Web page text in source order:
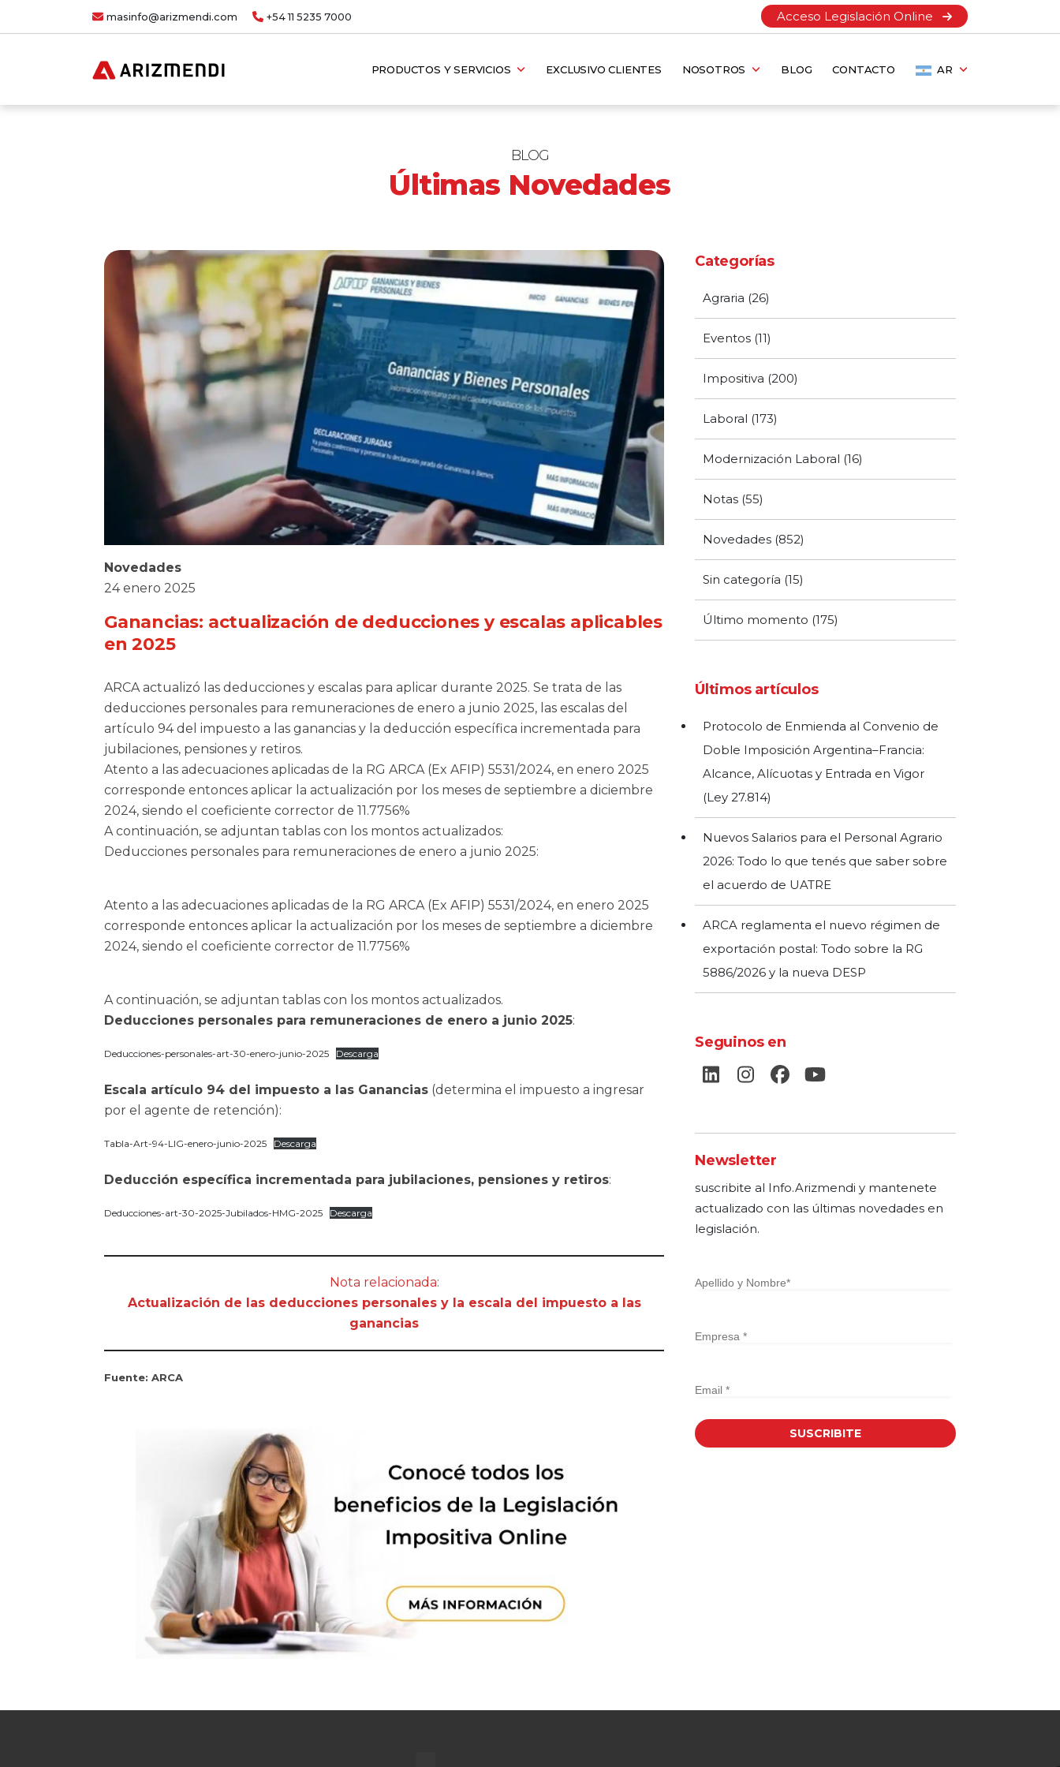
masinfo@arizmendi.com +54 11 5235 7000 Acceso Legislación Online
PRODUCTOS Y SERVICIOS EXCLUSIVO CLIENTES NOSOTROS BLOG CONTACTO AR
BLOG
Últimas Novedades
Novedades
24 enero 2025
Ganancias: actualización de deducciones y escalas aplicables
en 2025
ARCA actualizó las deducciones y escalas para aplicar durante 2025. Se trata de las
deducciones personales para remuneraciones de enero a junio 2025, las escalas del
artículo 94 del impuesto a las ganancias y la deducción específica incrementada para
jubilaciones, pensiones y retiros.
Atento a las adecuaciones aplicadas de la RG ARCA (Ex AFIP) 5531/2024, en enero 2025
corresponde entonces aplicar la actualización por los meses de septiembre a diciembre
2024, siendo el coeficiente corrector de 11.7756%
A continuación, se adjuntan tablas con los montos actualizados:
Deducciones personales para remuneraciones de enero a junio 2025:
Atento a las adecuaciones aplicadas de la RG ARCA (Ex AFIP) 5531/2024, en enero 2025
corresponde entonces aplicar la actualización por los meses de septiembre a diciembre
2024, siendo el coeficiente corrector de 11.7756%
A continuación, se adjuntan tablas con los montos actualizados.
Deducciones personales para remuneraciones de enero a junio 2025:
Deducciones-personales-art-30-enero-junio-2025 Descarga
Escala artículo 94 del impuesto a las Ganancias (determina el impuesto a ingresar
por el agente de retención):
Tabla-Art-94-LIG-enero-junio-2025 Descarga
Deducción específica incrementada para jubilaciones, pensiones y retiros:
Deducciones-art-30-2025-Jubilados-HMG-2025 Descarga
Nota relacionada:
Actualización de las deducciones personales y la escala del impuesto a las
ganancias
Fuente: ARCA
Categorías
Agraria (26)
Eventos (11)
Impositiva (200)
Laboral (173)
Modernización Laboral (16)
Notas (55)
Novedades (852)
Sin categoría (15)
Último momento (175)
Últimos artículos
Protocolo de Enmienda al Convenio de
Doble Imposición Argentina–Francia:
Alcance, Alícuotas y Entrada en Vigor
(Ley 27.814)
Nuevos Salarios para el Personal Agrario
2026: Todo lo que tenés que saber sobre
el acuerdo de UATRE
ARCA reglamenta el nuevo régimen de
exportación postal: Todo sobre la RG
5886/2026 y la nueva DESP
Seguinos en
Newsletter
suscribite al Info.Arizmendi y mantenete
actualizado con las últimas novedades en
legislación.